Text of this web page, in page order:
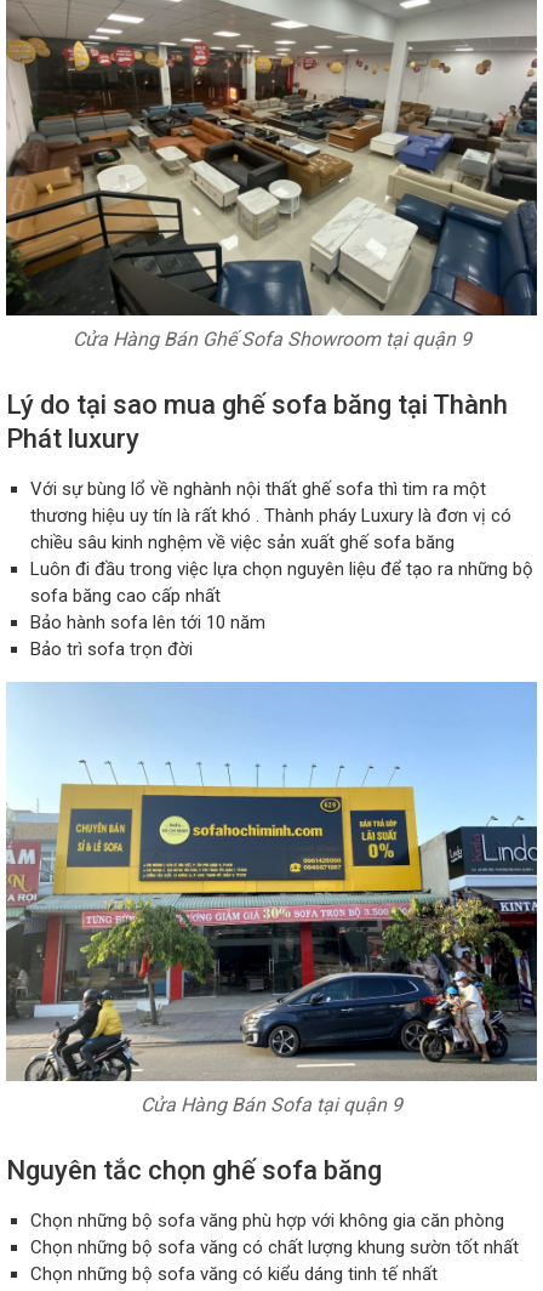
Cửa Hàng Bán Ghế Sofa Showroom tại quận 9
Lý do tại sao mua ghế sofa băng tại Thành
Phát luxury
Với sự bùng lổ về nghành nội thất ghế sofa thì tim ra một
thương hiệu uy tín là rất khó . Thành pháy Luxury là đơn vị có
chiều sâu kinh nghệm về việc sản xuất ghế sofa băng
Luôn đi đầu trong việc lựa chọn nguyên liệu để tạo ra những bộ
sofa băng cao cấp nhất
Bảo hành sofa lên tới 10 năm
Bảo trì sofa trọn đời
Cửa Hàng Bán Sofa tại quận 9
Nguyên tắc chọn ghế sofa băng
Chọn những bộ sofa văng phù hợp với không gia căn phòng
Chọn những bộ sofa văng có chất lượng khung sườn tốt nhất
Chọn những bộ sofa văng có kiểu dáng tinh tế nhất